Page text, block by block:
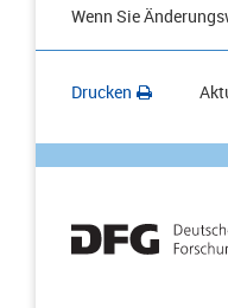
Wenn Sie
Drucken